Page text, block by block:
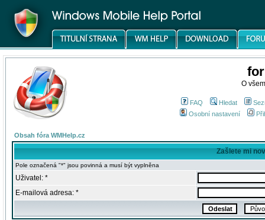
O
FAQ Hledat
Osobní nastavení
Obsah fóra WMHelp.cz
Zašlete mi
Pole označená "*" jsou povinná a musí být vyplněna
Uživatel: *
E-mailová adresa: *